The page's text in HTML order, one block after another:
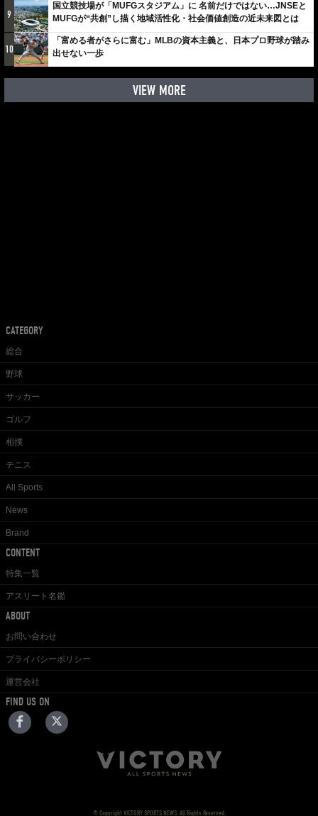
9
国立競技場が「MUFGスタジアム」に 名前だけではない…JNSEと
MUFGが“共創”し描く地域活性化・社会価値創造の近未来図とは
10
「富める者がさらに富む」MLBの資本主義と、日本プロ野球が踏み
出せない一歩
VIEW MORE
CATEGORY
総合
野球
サッカー
ゴルフ
相撲
テニス
All Sports
News
Brand
CONTENT
特集一覧
アスリート名鑑
ABOUT
お問い合わせ
プライバシーポリシー
運営会社
FIND US ON
© Copyright VICTORY SPORTS NEWS. All Rights Reserved.